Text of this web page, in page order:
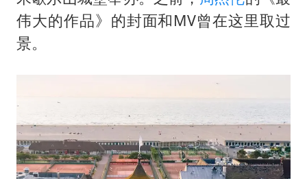
伟大的作品》的封面和MV曾在这里取过
景。